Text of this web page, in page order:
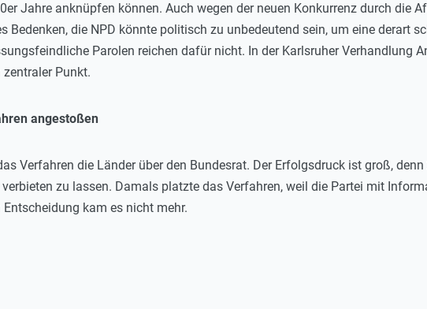
Jahre anknüpfen können. Auch wegen der neuen Konkurrenz durch die
Bedenken, die NPD könnte politisch zu unbedeutend sein, um eine derart
Parolen reichen dafür nicht. In der Karlsruher Verhandlung
Punkt.
angestoßen
Verfahren die Länder über den Bundesrat. Der Erfolgsdruck ist groß,
verbieten zu lassen. Damals platzte das Verfahren, weil die Partei mit
kam es nicht mehr.